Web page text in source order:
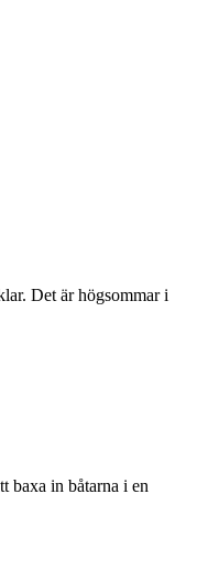
Det är högsommar i
baxa in båtarna i en